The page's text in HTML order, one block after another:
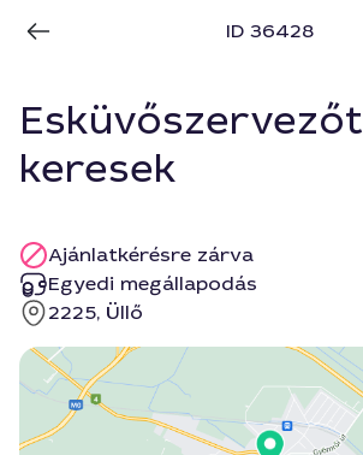
ID 36428
Esküvőszervezőt
keresek
Ajánlatkérésre zárva
Egyedi megállapodás
2225, Üllő